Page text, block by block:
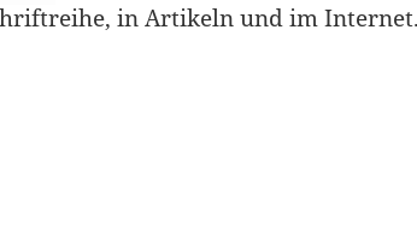
in Artikeln und im Internet.